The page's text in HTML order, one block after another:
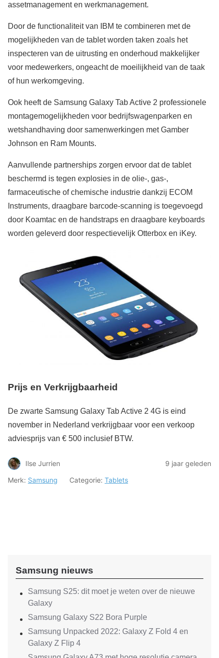
assetmanagement en werkmanagement.
Door de functionaliteit van IBM te combineren met de
mogelijkheden van de tablet worden taken zoals het
inspecteren van de uitrusting en onderhoud makkelijker
voor medewerkers, ongeacht de moeilijkheid van de taak
of hun werkomgeving.
Ook heeft de Samsung Galaxy Tab Active 2 professionele
montagemogelijkheden voor bedrijfswagenparken en
wetshandhaving door samenwerkingen met Gamber
Johnson en Ram Mounts.
Aanvullende partnerships zorgen ervoor dat de tablet
beschermd is tegen explosies in de olie-, gas-,
farmaceutische of chemische industrie dankzij ECOM
Instruments, draagbare barcode-scanning is toegevoegd
door Koamtac en de handstraps en draagbare keyboards
worden geleverd door respectievelijk Otterbox en iKey.
Prijs en Verkrijgbaarheid
De zwarte Samsung Galaxy Tab Active 2 4G is eind
november in Nederland verkrijgbaar voor een verkoop
adviesprijs van € 500 inclusief BTW.
Ilse Jurrien
9 jaar geleden
Merk: Samsung Categorie: Tablets
Samsung nieuws
Samsung S25: dit moet je weten over de nieuwe
Galaxy
Samsung Galaxy S22 Bora Purple
Samsung Unpacked 2022: Galaxy Z Fold 4 en
Galaxy Z Flip 4